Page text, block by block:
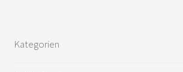
Kategorien